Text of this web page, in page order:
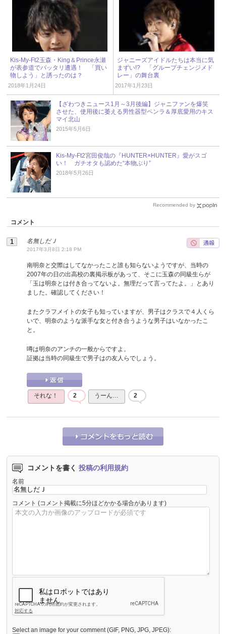
Kis-My-Ft2玉森・King＆Prince永瀬
が表参道でバッタリ遭遇！ 「買い
物しよう」と誘ったのは？
2018年1月24日
ジャニーズアイドルたちは本当に気
まずい!? 「グループチェンジメド
レー」の舞台裏
2017年1月23日
【ざわつきニュース1月～3月後編】ジャニファンを爆笑
させた、使用後に萎える男性器型ペンラ＆厚底愛用のキス
マイ北山
2015年5月6日
Kis-My-Ft2宮田俊哉の『HUNTER×HUNTER』愛がスゴ
い！ ガチオタも認めた“本物ぶり”
2018年5月26日
Recommended by
コメント
名無しだＪ
2017年3月8日 2:18 PM
南明奈と交際はしてなかったこと誰も知らないようですが、当時の
2007年の日の出高校の裏掲示板があって、そこに玉森の同級生らが
「玉は明奈とは付き合ってないよ。無理だって言ってたよ。」とあり
ました。確認してください！
またクラフメイトの女子も知っていますが、男子はクラスで４人くら
いで、明奈のような派手な女と付き合うような男子はいなかったこ
と。
噂は明奈のアンチの一般からですよ。
証拠は当時の同級生で男子はの友人らでしょう。
それな！ 2 うーん… 2
コメントを書く 投稿の利用規約
名前
コメント (コメント掲載に5分ほどかかる場合があります)
Select an image for your comment (GIF, PNG, JPG, JPEG):